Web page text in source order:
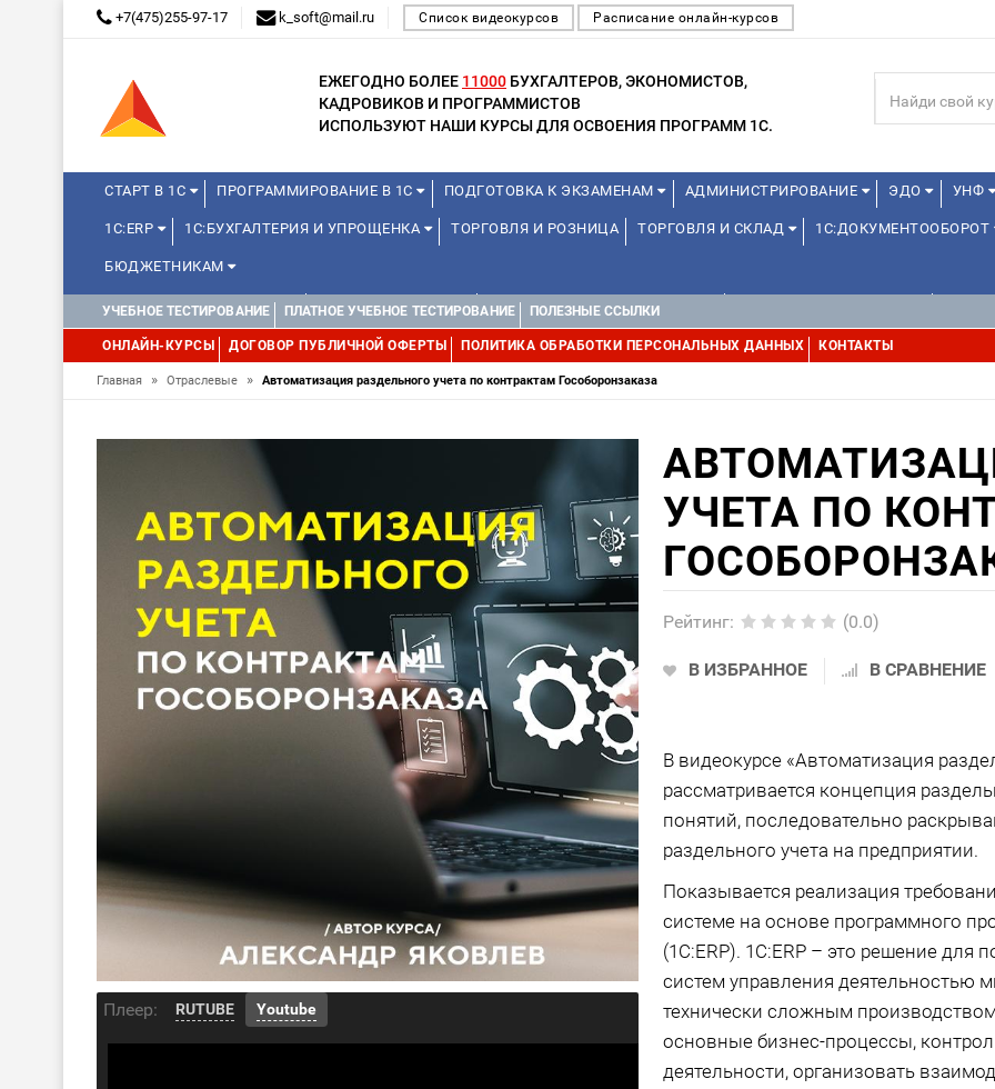
+7(475)255-97-17 k_soft@mail.ru Список видеокурсов Расписание онлайн-курсов
ЕЖЕГОДНО БОЛЕЕ 11000 БУХГАЛТЕРОВ, ЭКОНОМИСТОВ,
КАДРОВИКОВ И ПРОГРАММИСТОВ
ИСПОЛЬЗУЮТ НАШИ КУРСЫ ДЛЯ ОСВОЕНИЯ ПРОГРАММ 1С.
СТАРТ В 1С ПРОГРАММИРОВАНИЕ В 1С ПОДГОТОВКА К ЭКЗАМЕНАМ АДМИНИСТРИРОВАНИЕ ЭДО УНФ
1С:ERP 1С:БУХГАЛТЕРИЯ И УПРОЩЕНКА ТОРГОВЛЯ И РОЗНИЦА ТОРГОВЛЯ И СКЛАД 1С:ДОКУМЕНТООБОРОТ
БЮДЖЕТНИКАМ
КУРСЫ ДЛЯ ШКОЛЬНИКОВ ДЛЯ ШКОЛЬНИКОВ 1С:УПРАВЛЕНИЕ ХОЛДИНГОМ
WEB, JAVA И ANDROID
УЧЕБНОЕ ТЕСТИРОВАНИЕ ПЛАТНОЕ УЧЕБНОЕ ТЕСТИРОВАНИЕ ПОЛЕЗНЫЕ ССЫЛКИ
ОНЛАЙН-КУРСЫ ДОГОВОР ПУБЛИЧНОЙ ОФЕРТЫ ПОЛИТИКА ОБРАБОТКИ ПЕРСОНАЛЬНЫХ ДАННЫХ КОНТАКТЫ
Главная » Отраслевые » Автоматизация раздельного учета по контрактам Гособоронзаказа
Плеер: RUTUBE Youtube
УЧЕТА ПО
Рейтинг: (0.0)
В ИЗБРАННОЕ В СРАВНЕНИЕ
В видеокурсе «Автоматизация
рассматривается концепция
понятий, последовательно
раздельного учета на предприятии.
Показывается реализация
системе на основе программного
(1C:ERP). 1С:ERP – это решение
систем управления деятельностью
технически сложным
основные бизнес-процессы,
деятельности, организовать